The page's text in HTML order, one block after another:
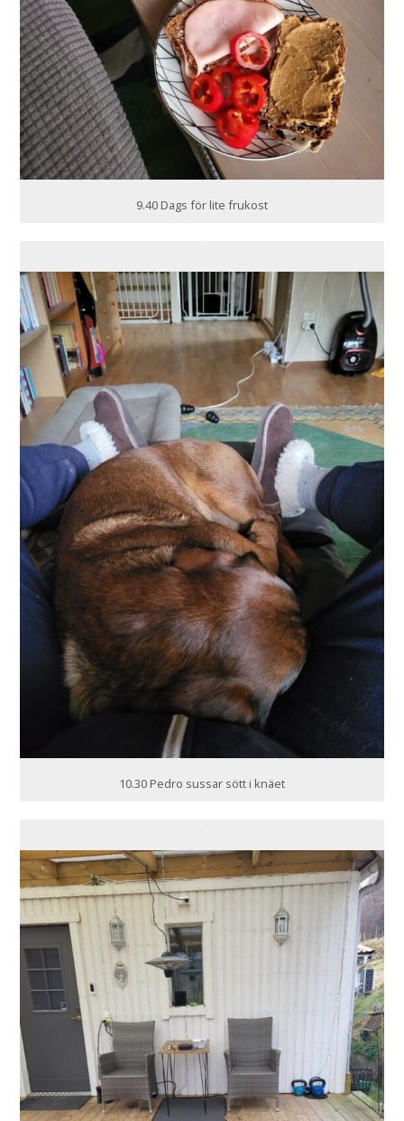
9.40 Dags för lite frukost
10.30 Pedro sussar sött i knäet